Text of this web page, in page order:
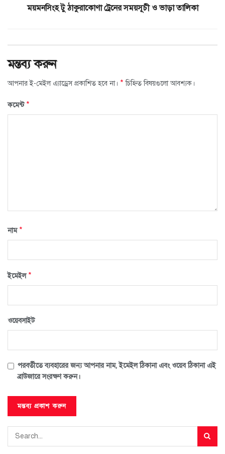
ময়মনসিংহ টু ঠাকুরাকোণা ট্রেনের সময়সূচী ও ভাড়া তালিকা
মন্তব্য করুন
আপনার ই-মেইল এ্যাড্রেস প্রকাশিত হবে না। * চিহ্নিত বিষয়গুলো আবশ্যক।
কমেন্ট*
নাম*
ইমেইল*
ওয়েবসাইট
পরবর্তীতে ব্যবহারের জন্য আপনার নাম, ইমেইল ঠিকানা এবং ওয়েব ঠিকানা এই
ব্রাউজারে সংরক্ষণ করুন।